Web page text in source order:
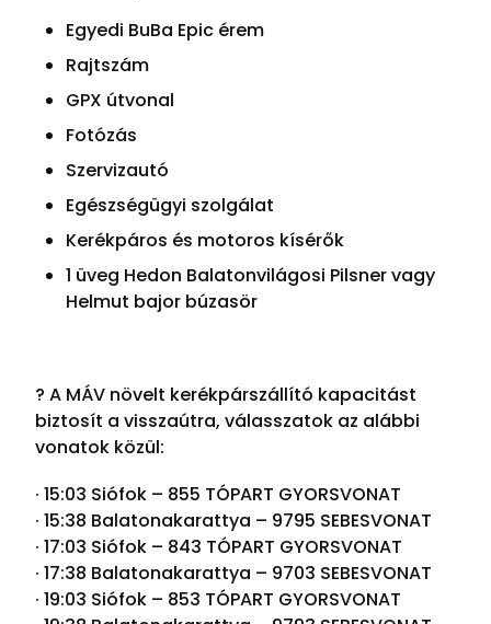
Egyedi BuBa Epic érem
Rajtszám
GPX útvonal
Fotózás
Szervizautó
Egészségügyi szolgálat
Kerékpáros és motoros kísérők
1 üveg Hedon Balatonvilágosi Pilsner vagy
Helmut bajor búzasör
? A MÁV növelt kerékpárszállító kapacitást
biztosít a visszaútra, válasszatok az alábbi
vonatok közül:
· 15:03 Siófok – 855 TÓPART GYORSVONAT
· 15:38 Balatonakarattya – 9795 SEBESVONAT
· 17:03 Siófok – 843 TÓPART GYORSVONAT
· 17:38 Balatonakarattya – 9703 SEBESVONAT
· 19:03 Siófok – 853 TÓPART GYORSVONAT